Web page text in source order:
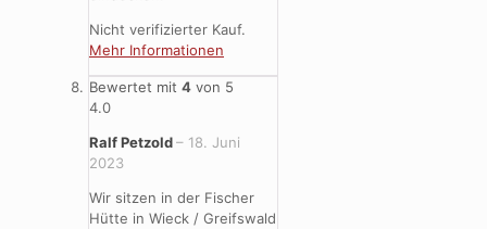
Nicht verifizierter Kauf.
Mehr Informationen
Bewertet mit 4 von 5
4.0
Ralf Petzold– 18. Juni
2023
Wir sitzen in der Fischer
Hütte in Wieck / Greifswald